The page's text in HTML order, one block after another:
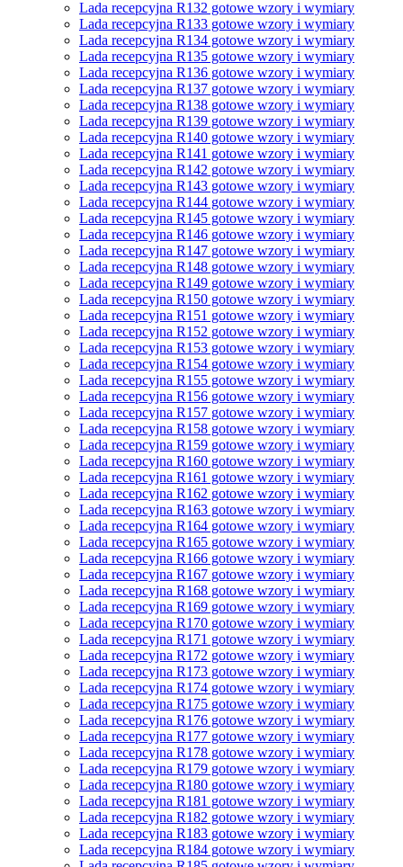
Lada recepcyjna R132 gotowe wzory i wymiary
Lada recepcyjna R133 gotowe wzory i wymiary
Lada recepcyjna R134 gotowe wzory i wymiary
Lada recepcyjna R135 gotowe wzory i wymiary
Lada recepcyjna R136 gotowe wzory i wymiary
Lada recepcyjna R137 gotowe wzory i wymiary
Lada recepcyjna R138 gotowe wzory i wymiary
Lada recepcyjna R139 gotowe wzory i wymiary
Lada recepcyjna R140 gotowe wzory i wymiary
Lada recepcyjna R141 gotowe wzory i wymiary
Lada recepcyjna R142 gotowe wzory i wymiary
Lada recepcyjna R143 gotowe wzory i wymiary
Lada recepcyjna R144 gotowe wzory i wymiary
Lada recepcyjna R145 gotowe wzory i wymiary
Lada recepcyjna R146 gotowe wzory i wymiary
Lada recepcyjna R147 gotowe wzory i wymiary
Lada recepcyjna R148 gotowe wzory i wymiary
Lada recepcyjna R149 gotowe wzory i wymiary
Lada recepcyjna R150 gotowe wzory i wymiary
Lada recepcyjna R151 gotowe wzory i wymiary
Lada recepcyjna R152 gotowe wzory i wymiary
Lada recepcyjna R153 gotowe wzory i wymiary
Lada recepcyjna R154 gotowe wzory i wymiary
Lada recepcyjna R155 gotowe wzory i wymiary
Lada recepcyjna R156 gotowe wzory i wymiary
Lada recepcyjna R157 gotowe wzory i wymiary
Lada recepcyjna R158 gotowe wzory i wymiary
Lada recepcyjna R159 gotowe wzory i wymiary
Lada recepcyjna R160 gotowe wzory i wymiary
Lada recepcyjna R161 gotowe wzory i wymiary
Lada recepcyjna R162 gotowe wzory i wymiary
Lada recepcyjna R163 gotowe wzory i wymiary
Lada recepcyjna R164 gotowe wzory i wymiary
Lada recepcyjna R165 gotowe wzory i wymiary
Lada recepcyjna R166 gotowe wzory i wymiary
Lada recepcyjna R167 gotowe wzory i wymiary
Lada recepcyjna R168 gotowe wzory i wymiary
Lada recepcyjna R169 gotowe wzory i wymiary
Lada recepcyjna R170 gotowe wzory i wymiary
Lada recepcyjna R171 gotowe wzory i wymiary
Lada recepcyjna R172 gotowe wzory i wymiary
Lada recepcyjna R173 gotowe wzory i wymiary
Lada recepcyjna R174 gotowe wzory i wymiary
Lada recepcyjna R175 gotowe wzory i wymiary
Lada recepcyjna R176 gotowe wzory i wymiary
Lada recepcyjna R177 gotowe wzory i wymiary
Lada recepcyjna R178 gotowe wzory i wymiary
Lada recepcyjna R179 gotowe wzory i wymiary
Lada recepcyjna R180 gotowe wzory i wymiary
Lada recepcyjna R181 gotowe wzory i wymiary
Lada recepcyjna R182 gotowe wzory i wymiary
Lada recepcyjna R183 gotowe wzory i wymiary
Lada recepcyjna R184 gotowe wzory i wymiary